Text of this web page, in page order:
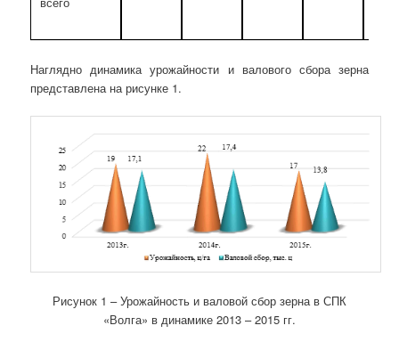
Наглядно динамика урожайности и валового сбора зерна
представлена на рисунке 1.
Рисунок 1 – Урожайность и валовой сбор зерна в СПК
«Волга» в динамике 2013 – 2015 гг.